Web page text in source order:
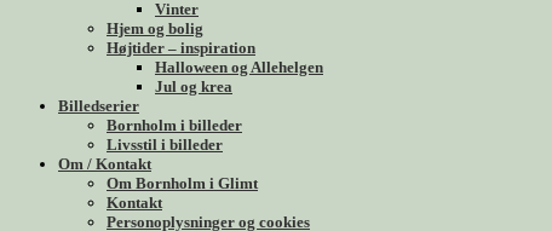
Vinter
Hjem og bolig
Højtider – inspiration
Halloween og Allehelgen
Jul og krea
Billedserier
Bornholm i billeder
Livsstil i billeder
Om / Kontakt
Om Bornholm i Glimt
Kontakt
Personoplysninger og cookies